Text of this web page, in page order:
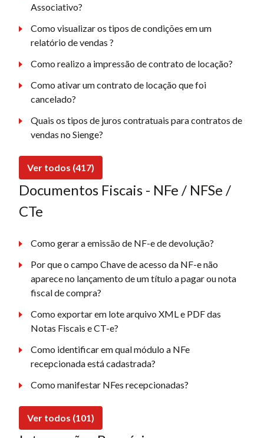
Associativo?
Como visualizar os tipos de condições em um
relatório de vendas ?
Como realizo a impressão de contrato de locação?
Como ativar um contrato de locação que foi
cancelado?
Quais os tipos de juros contratuais para contratos de
vendas no Sienge?
Ver todos (417)
Documentos Fiscais - NFe / NFSe /
CTe
Como gerar a emissão de NF-e de devolução?
Por que o campo Chave de acesso da NF-e não
aparece no lançamento de um título a pagar ou nota
fiscal de compra?
Como exportar em lote arquivo XML e PDF das
Notas Fiscais e CT-e?
Como identificar em qual módulo a NFe
recepcionada está cadastrada?
Como manifestar NFes recepcionadas?
Ver todos (101)